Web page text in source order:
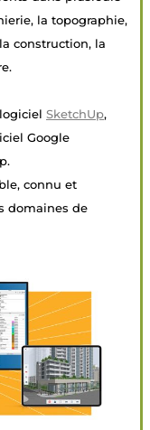
la topographie,
construction, la
SketchUp,
Google
connu et
domaines de